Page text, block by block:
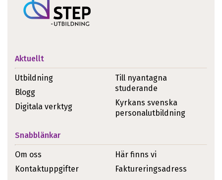
Aktuellt
Utbildning
Blogg
Digitala verktyg
Till nyantagna
studerande
Kyrkans svenska
personalutbildning
Snabblänkar
Om oss
Kontaktuppgifter
Här finns vi
Faktureringsadress